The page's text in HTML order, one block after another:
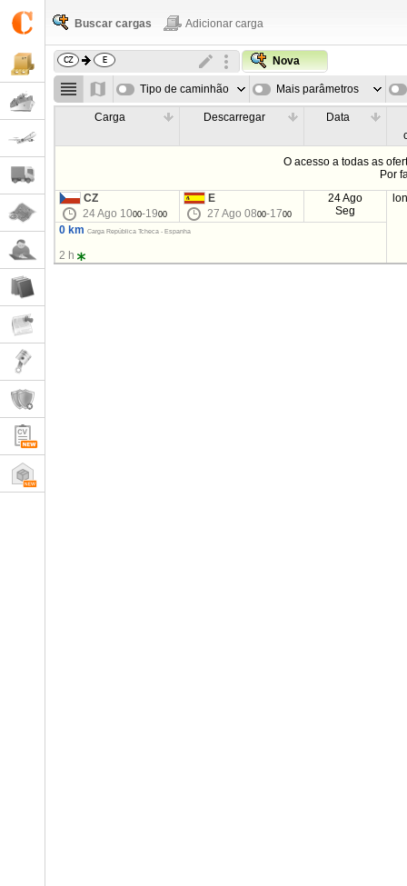
Buscar cargas Adicionar carga
Nova
Tipo de caminhão Mais parâmetros
Carga Descarregar
Data
O acesso a todas as
Por
CZ
24 Ago 1000-1900
E
27 Ago 0800-1700
24 Ago
Seg
0 km Carga República Tcheca - Espanha
2 h